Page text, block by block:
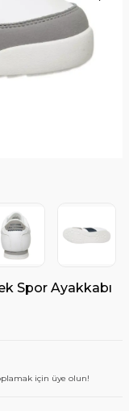
Spor Ayakkabı
için üye olun!